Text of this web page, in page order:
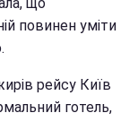
повинен уміти
рейсу Київ
готель,